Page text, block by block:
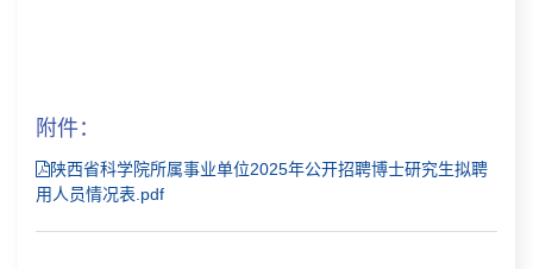
附件：
陕西省科学院所属事业单位2025年公开招聘博士研究生拟聘
用人员情况表.pdf